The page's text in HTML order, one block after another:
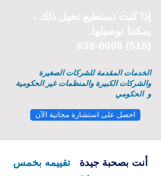
إذا كنت تستطيع تخيل ذلك ،
يمكننا توصيلها.
(518) 638-0006
الخدمات المقدمة للشركات الصغيرة
والشركات الكبيرة والمنظمات غير الحكومية
و الحكومي
احصل على استشارة مجانية الآن
أنت بصحبة جيدة
تقييمه بخمس